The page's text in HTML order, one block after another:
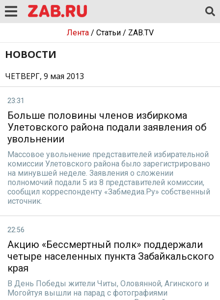
Лента/ Статьи/ ZAB.TV
НОВОСТИ
ЧЕТВЕРГ, 9 мая 2013
23:31
Больше половины членов избиркома
Улетовского района подали заявления об
увольнении
Массовое увольнение представителей избирательной
комиссии Улетовского района было зарегистрировано
на минувшей неделе. Заявления о сложении
полномочий подали 5 из 8 представителей комиссии,
сообщил корреспонденту «Забмедиа.Ру» собственный
источник.
22:56
Акцию «Бессмертный полк» поддержали
четыре населенных пункта Забайкальского
края
В День Победы жители Читы, Оловянной, Агинского и
Могойтуя вышли на парад с фотографиями